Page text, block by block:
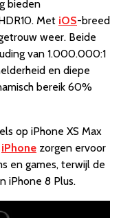
bieden
Met iOS-breed
weer. Beide
van 1.000.000:1
en diepe
bereik 60%
op iPhone XS Max
iPhone zorgen ervoor
en games, terwijl de
iPhone 8 Plus.